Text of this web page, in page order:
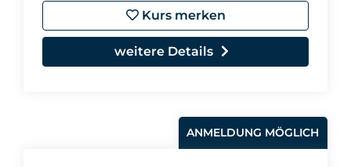
Kurs merken
weitere Details
ANMELDUNG MÖGLICH